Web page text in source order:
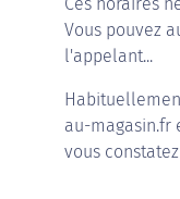
Vous pouvez
l'appelant...
au-magasin.fr
vous